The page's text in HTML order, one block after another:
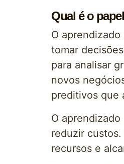
Qual é o
O
tomar
para analisar
novos
preditivos que
O
reduzir
recursos e